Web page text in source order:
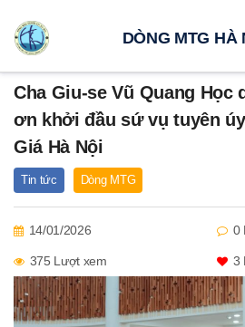
Cha Giu-se Vũ Quang Học
ơn khởi đầu sứ vụ tuyên
Giá Hà Nội
Tin tức Dòng MTG
14/01/2026 0
375 Lượt xem 3
DÒNG MTG HÀ